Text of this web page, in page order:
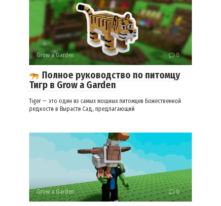
Grow a Garden 0
Полное руководство по питомцу
Тигр в Grow a Garden
Tiger — это один из самых мощных питомцев Божественной
редкости в Вырасти Сад, предлагающий
Grow a Garden 0